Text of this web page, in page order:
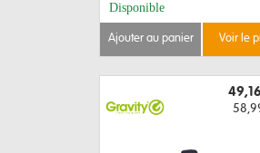
Disponible
ajouter au panier voir le